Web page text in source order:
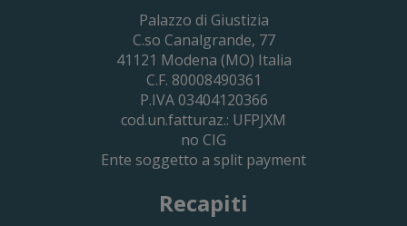
29 Giugno 2026
Cassa Forense – Elezioni Dei Delegati
2030
Palazzo di Giustizia
C.so Canalgrande, 77
41121 Modena (MO) Italia
C.F. 80008490361
P.IVA 03404120366
cod.un.fatturaz.: UFPJXM
no CIG
Ente soggetto a split payment
Recapiti